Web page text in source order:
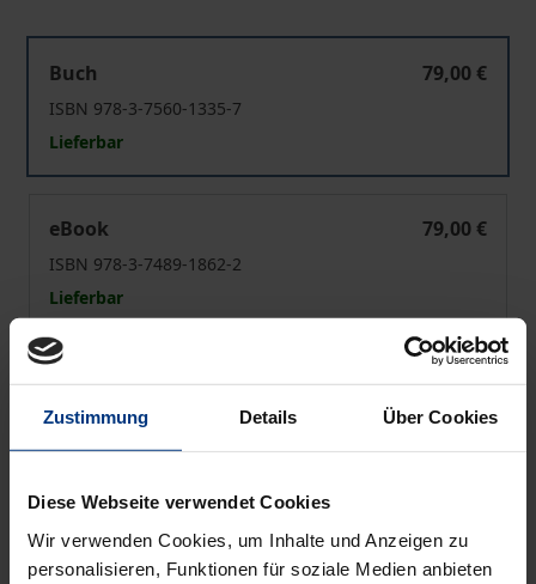
Zustimmung Details Über Cookies
Diese Webseite verwendet Cookies
Wir verwenden Cookies, um Inhalte und Anzeigen zu
personalisieren, Funktionen für soziale Medien anbieten
Buch
79,00 €
ISBN 978-3-7560-1335-7
Lieferbar
eBook
79,00 €
ISBN 978-3-7489-1862-2
Lieferbar
Preisangaben inkl. MwSt. Abhängig von der Lieferadresse
Zur Wunschliste hinzufügen
Hinweise zu Versandkosten